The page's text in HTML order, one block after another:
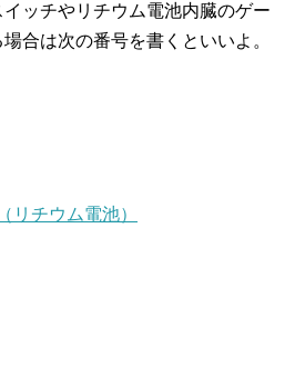
ッチやリチウム電池内臓のゲー
合は次の番号を書くといいよ。
リチウム電池）